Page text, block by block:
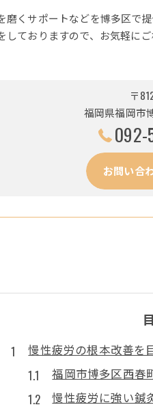
磨くサポートなどを博多区で
しておりますので、お気軽にご
〒
福岡県福岡市
092-
お問い合
慢性疲労の根本改善を
福岡市博多区西春
慢性疲労に強い鍼